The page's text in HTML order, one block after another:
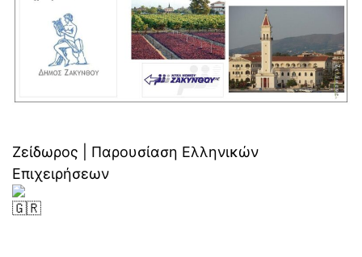
Ζείδωρος | Παρουσίαση Ελληνικών
Επιχειρήσεων